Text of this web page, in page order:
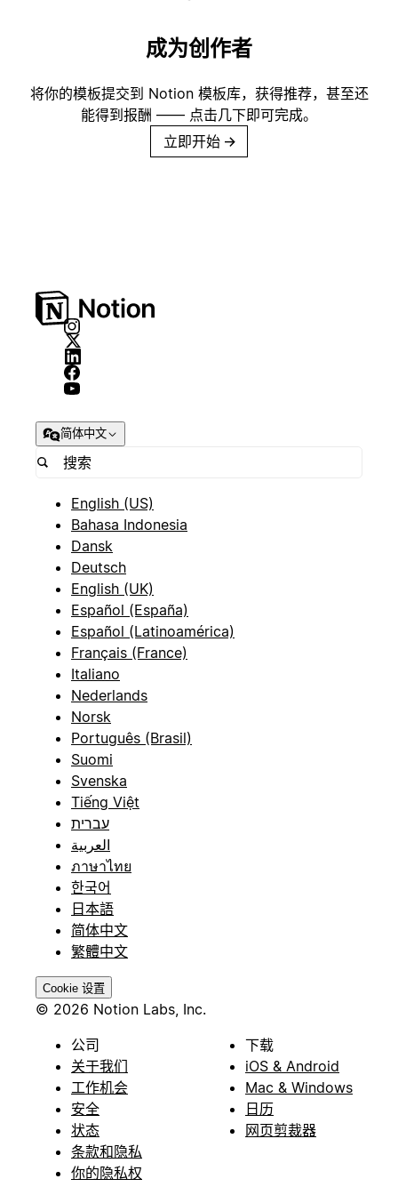
成为创作者
将你的模板提交到 Notion 模板库，获得推荐，甚至还
能得到报酬 —— 点击几下即可完成。
立即开始 →
简体中文
English (US)
Bahasa Indonesia
Dansk
Deutsch
English (UK)
Español (España)
Español (Latinoamérica)
Français (France)
Italiano
Nederlands
Norsk
Português (Brasil)
Suomi
Svenska
Tiếng Việt
עברית
العربية
ภาษาไทย
한국어
日本語
简体中文
繁體中文
Cookie 设置
© 2026 Notion Labs, Inc.
公司
关于我们
工作机会
安全
状态
条款和隐私
你的隐私权
下载
iOS & Android
Mac & Windows
日历
网页剪裁器